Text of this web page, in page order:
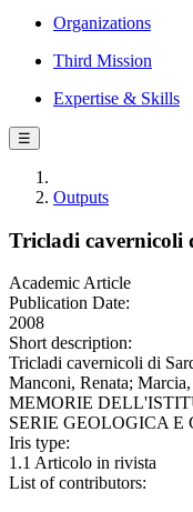
Organizations
Third Mission
Expertise & Skills
☰
Outputs
Tricladi cavernicoli
Academic Article
Publication Date:
2008
Short description:
Tricladi cavernicoli di
Manconi, Renata;
MEMORIE
SERIE GEOLOGICA E
Iris type:
1.1 Articolo in rivista
List of contributors: